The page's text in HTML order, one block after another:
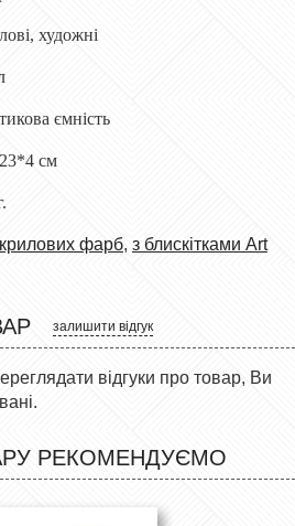
художні
ємність
см
фарб, з блискітками Art
залишити відгук
відгуки про товар, Ви
РЕКОМЕНДУЄМО